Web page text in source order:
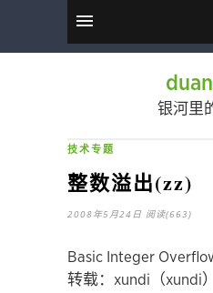
银河里
技术专题
整数溢出(zz)
2008年5月24日 阅读(663)
Basic Integer
转载：xundi（xundi）